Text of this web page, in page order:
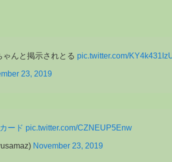
んと掲示されとる pic.twitter.com/
23, 2019
ード pic.twitter.com/CZNEUP5Enw
November 23, 2019